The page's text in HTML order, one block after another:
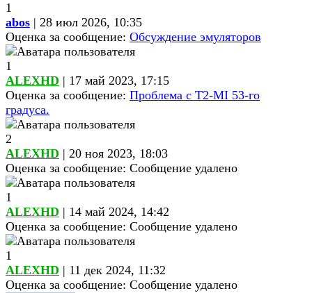
1
abos | 28 июл 2026, 10:35
Оценка за сообщение: Обсуждение эмуляторов
1
ALEXHD | 17 май 2023, 17:15
Оценка за сообщение: Проблема с Т2-MI 53-го
градуса.
2
ALEXHD | 20 ноя 2023, 18:03
Оценка за сообщение: Сообщение удалено
1
ALEXHD | 14 май 2024, 14:42
Оценка за сообщение: Сообщение удалено
1
ALEXHD | 11 дек 2024, 11:32
Оценка за сообщение: Сообщение удалено